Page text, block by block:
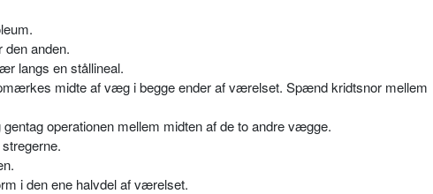
anden.
langs en stållineal.
midte af væg i begge ender af værelset. Spænd kridtsnor mellem
operationen mellem midten af de to andre vægge.
i den ene halvdel af værelset.